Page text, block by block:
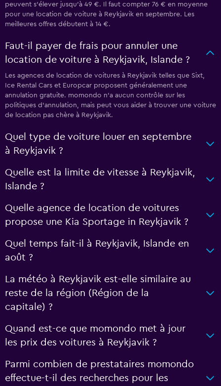
peuvent s’élever jusqu’à 49 €. Il faut compter 76 € en moyenne
pour une location de voiture à Reykjavik en septembre. Les
meilleures offres débutent à 14 €.
Faut-il payer de frais pour annuler une
location de voiture à Reykjavik, Islande ?
Les agences de location de voitures à Reykjavik telles que Sixt,
Ice Rental Cars et Europcar proposent généralement une
annulation gratuite. momondo n’a aucun contrôle sur les
politiques d’annulation, mais peut vous aider à trouver une voiture
de location pas chère à Reykjavik.
Quel type de voiture louer en septembre
à Reykjavik ?
Quelle est la limite de vitesse à Reykjavik,
Islande ?
Quelle agence de location de voitures
propose une Kia Sportage in Reykjavik ?
Quel temps fait-il à Reykjavik, Islande en
août ?
La météo à Reykjavik est-elle similaire au
reste de la région (Région de la
capitale) ?
Quand est-ce que momondo met à jour
les prix des voitures à Reykjavik ?
Parmi combien de prestataires momondo
effectue-t-il des recherches pour les